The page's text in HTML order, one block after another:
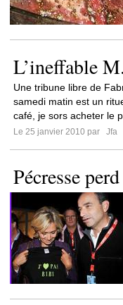
L’ineffable
Une tribune libre de
samedi matin est un
café, je sors acheter le
Le 25 janvier 2010 par
Jfa
Pécresse